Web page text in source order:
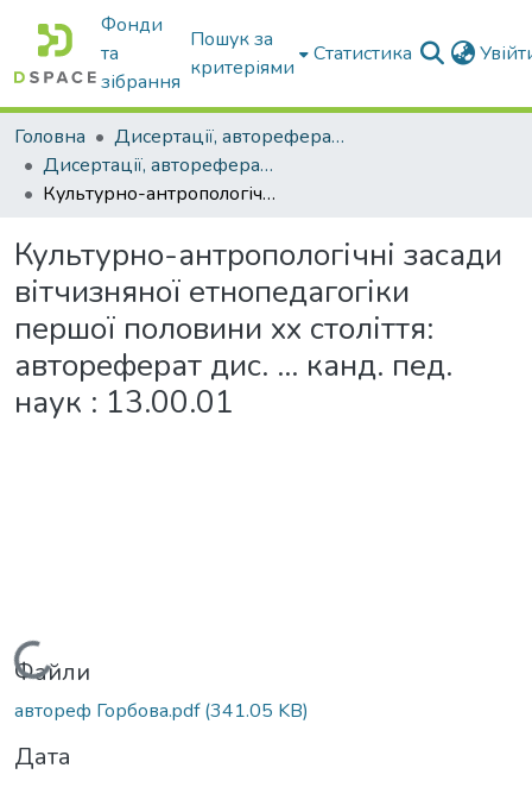
Фонди
та
зібрання
Пошук за
критеріями
Статистика
Головна
Дисертації, автореферати дисертацій
Дисертації, автореферати дисертацій
Культурно-антропологічні засади вітчизняної етнопедагогіки першої половини хх століття: автореферат дис. ... канд. пед. наук : 13.00.01
Культурно-антропологічні засади
вітчизняної етнопедагогіки
першої половини хх століття:
автореферат дис. ... канд. пед.
наук : 13.00.01
Вантажиться...
Файли
автореф Горбова.pdf(341.05 KB)
Дата